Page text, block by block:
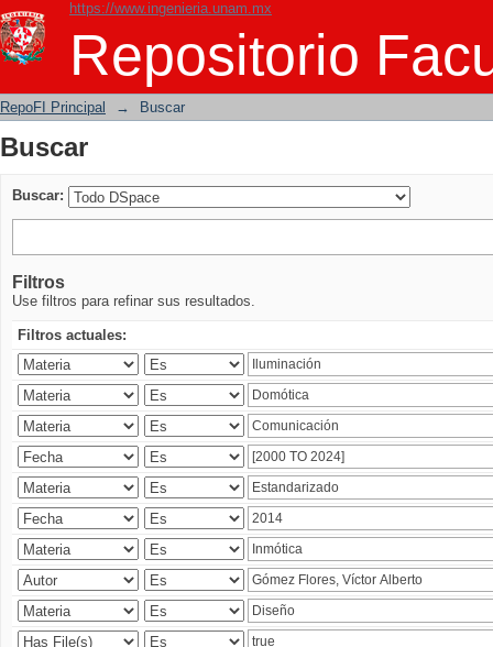
https://www.ingenieria.unam.mx
Repositorio
Buscar
RepoFI Principal → Buscar
Buscar
Buscar:
Filtros
Use filtros para refinar sus resultados.
Filtros actuales: